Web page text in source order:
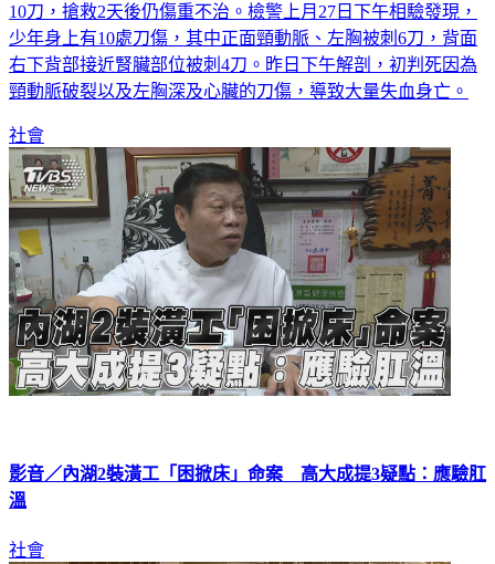
10刀，搶救2天後仍傷重不治。檢警上月27日下午相驗發現，
少年身上有10處刀傷，其中正面頸動脈、左胸被刺6刀，背面
右下背部接近腎臟部位被刺4刀。昨日下午解剖，初判死因為
頸動脈破裂以及左胸深及心臟的刀傷，導致大量失血身亡。
社會
影音／內湖2裝潢工「困掀床」命案 高大成提3疑點：應驗肛
溫
社會